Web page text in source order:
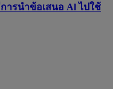
ารนำข้อเสนอ Al ไปใช้